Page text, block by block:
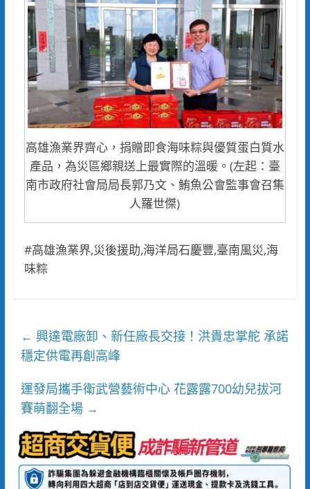
高雄漁業界齊心，捐贈即食海味粽與優質蛋白質水
產品，為災區鄉親送上最實際的溫暖。(左起：臺
南市政府社會局局長郭乃文、鮪魚公會監事會召集
人羅世傑)
#高雄漁業界,災後援助,海洋局石慶豐,臺南風災,海
味粽
← 興達電廠卸、新任廠長交接！洪貴忠掌舵 承諾
穩定供電再創高峰
運發局攜手衛武營藝術中心 花露露700幼兒拔河
賽萌翻全場 →